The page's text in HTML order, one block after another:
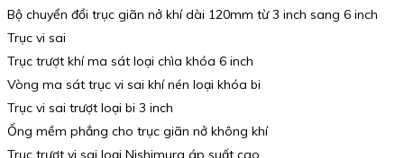
Bộ chuyển đổi trục giãn nở khí dài 120mm từ 3 inch sang 6 inch
Trục vi sai
Trục trượt khí ma sát loại chìa khóa 6 inch
Vòng ma sát trục vi sai khí nén loại khóa bi
Trục vi sai trượt loại bi 3 inch
Ống mềm phẳng cho trục giãn nở không khí
Trục trượt vi sai loại Nishimura áp suất cao